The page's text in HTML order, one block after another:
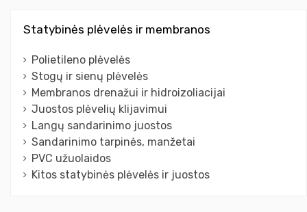
Statybinės plėvelės ir membranos
Polietileno plėvelės
Stogų ir sienų plėvelės
Membranos drenažui ir hidroizoliacijai
Juostos plėvelių klijavimui
Langų sandarinimo juostos
Sandarinimo tarpinės, manžetai
PVC užuolaidos
Kitos statybinės plėvelės ir juostos